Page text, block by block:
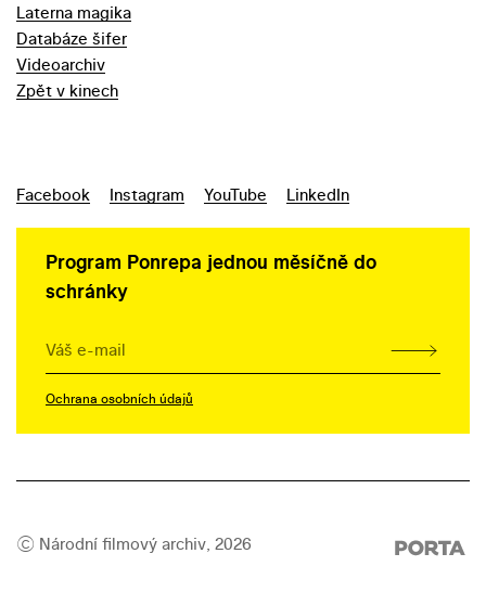
Laterna magika
Databáze šifer
Videoarchiv
Zpět v kinech
Facebook Instagram YouTube LinkedIn
Program Ponrepa jednou měsíčně do
schránky
Ochrana osobních údajů
©️ Národní filmový archiv, 2026